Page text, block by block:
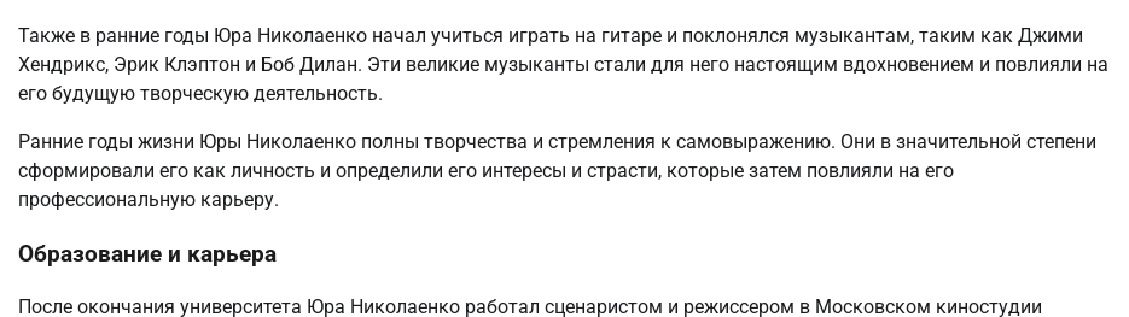
Также в ранние годы Юра Николаенко начал учиться играть на гитаре и поклонялся музыкантам, таким как Джими
Хендрикс, Эрик Клэптон и Боб Дилан. Эти великие музыканты стали для него настоящим вдохновением и повлияли на
его будущую творческую деятельность.
Ранние годы жизни Юры Николаенко полны творчества и стремления к самовыражению. Они в значительной степени
сформировали его как личность и определили его интересы и страсти, которые затем повлияли на его
профессиональную карьеру.
Образование и карьера
После окончания университета Юра Николаенко работал сценаристом и режиссером в Московском киностудии